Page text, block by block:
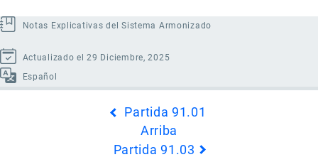
Notas Explicativas del Sistema Armonizado
Actualizado el 29 Diciembre, 2025
Español
Partida 91.01
Arriba
Partida 91.03